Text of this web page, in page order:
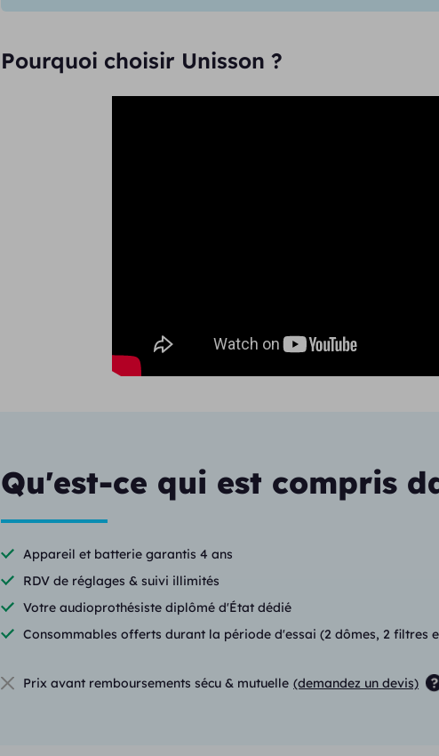
Pourquoi choisir Unisson ?
Qu'est-ce qui est compris
Appareil et batterie garantis 4 ans
RDV de réglages & suivi illimités
Votre audioprothésiste diplômé d'État dédié
Consommables offerts durant la période d'essai (2 dômes, 2 filtres
Prix avant remboursements sécu & mutuelle (demandez un devis)